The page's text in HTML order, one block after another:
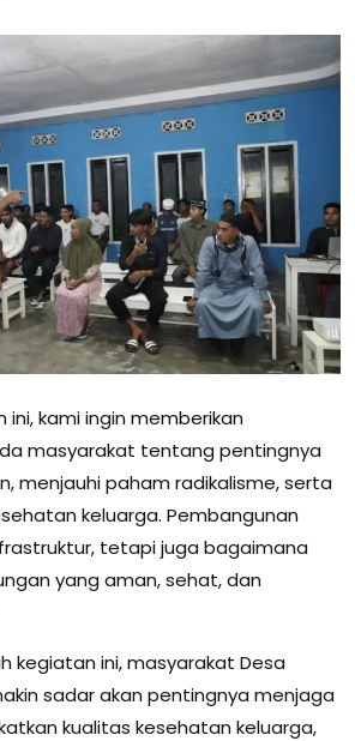
ini, kami ingin memberikan
masyarakat tentang pentingnya
menjauhi paham radikalisme, serta
keluarga. Pembangunan
tetapi juga bagaimana
yang aman, sehat, dan
kegiatan ini, masyarakat Desa
sadar akan pentingnya menjaga
kualitas kesehatan keluarga,